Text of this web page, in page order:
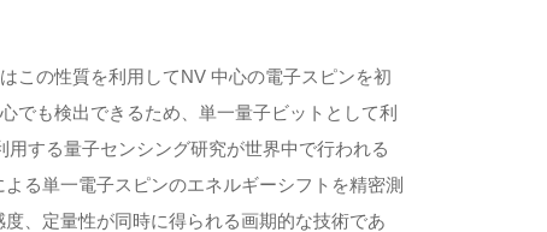
この性質を利⽤してNV 中⼼の電⼦スピンを初
でも検出できるため、単⼀量⼦ビットとして利
する量⼦センシング研究が世界中で⾏われる
る単⼀電⼦スピンのエネルギーシフトを精密測
、定量性が同時に得られる画期的な技術であ